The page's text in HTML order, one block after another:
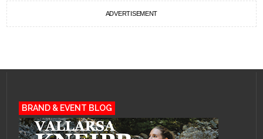
ADVERTISEMENT
BRAND & EVENT BLOG